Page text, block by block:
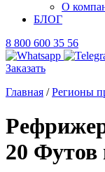
О
БЛОГ
8 800 600 35 56
Заказать
Главная /Регионы
20 Футов